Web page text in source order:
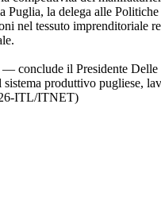
Puglia, la delega alle
nel tessuto imprenditoriale
— conclude il Presidente
sistema produttivo pugliese,
ITL/ITNET)